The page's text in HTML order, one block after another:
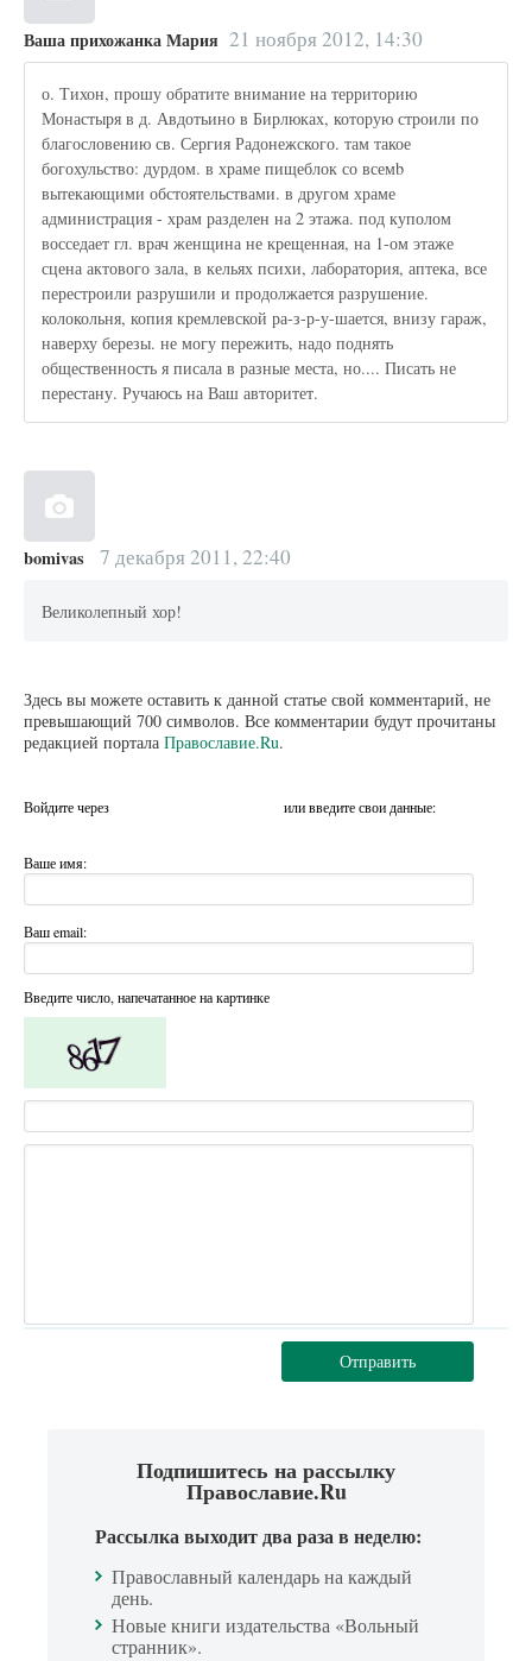
Ваша прихожанка Мария 21 ноября 2012, 14:30
о. Тихон, прошу обратите внимание на территорию
Монастыря в д. Авдотьино в Бирлюках, которую строили по
благословению св. Сергия Радонежского. там такое
богохульство: дурдом. в храме пищеблок со всемb
вытекающими обстоятельствами. в другом храме
администрация - храм разделен на 2 этажа. под куполом
восседает гл. врач женщина не крещенная, на 1-ом этаже
сцена актового зала, в кельях психи, лаборатория, аптека, все
перестроили разрушили и продолжается разрушение.
колокольня, копия кремлевской ра-з-р-у-шается, внизу гараж,
наверху березы. не могу пережить, надо поднять
общественность я писала в разные места, но.... Писать не
перестану. Ручаюсь на Ваш авторитет.
bomivas 7 декабря 2011, 22:40
Великолепный хор!
Здесь вы можете оставить к данной статье свой комментарий, не
превышающий 700 символов. Все комментарии будут прочитаны
редакцией портала Православие.Ru.
Войдите через или введите свои данные:
Ваше имя:
Ваш email:
Введите число, напечатанное на картинке
Отправить
Подпишитесь на рассылку
Православие.Ru
Рассылка выходит два раза в неделю:
Православный календарь на каждый
день.
Новые книги издательства «Вольный
странник».